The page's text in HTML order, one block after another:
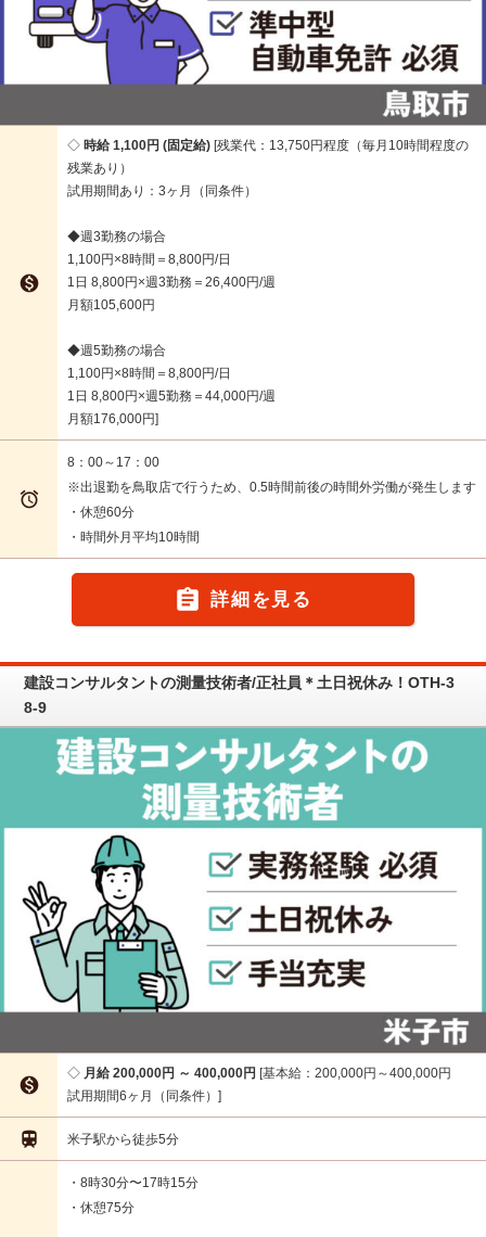

時給 1,100円 (固定給) 残業代：13,750円程度（毎月10時間程度の
残業あり）
試用期間あり：3ヶ月（同条件）
◆週3勤務の場合
1,100円×8時間＝8,800円/日
1日 8,800円×週3勤務＝26,400円/週
月額105,600円
◆週5勤務の場合
1,100円×8時間＝8,800円/日
1日 8,800円×週5勤務＝44,000円/週
月額176,000円

8：00～17：00
※出退勤を鳥取店で行うため、0.5時間前後の時間外労働が発生します
・休憩60分
・時間外月平均10時間
 詳細を見る
建設コンサルタントの測量技術者/正社員＊土日祝休み！OTH-3
8-9

月給 200,000円 ～ 400,000円 基本給：200,000円～400,000円
試用期間6ヶ月（同条件）
 米子駅から徒歩5分
・8時30分〜17時15分
・休憩75分